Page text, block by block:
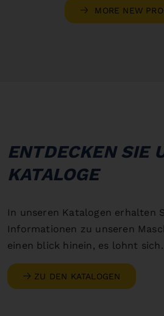
MORE NEW
ENTDECKEN SIE
KATALOGE
In unseren Katalogen erhalten
Informationen zu unseren
einen blick hinein, es lohnt sich.
ZU DEN KATALOGEN